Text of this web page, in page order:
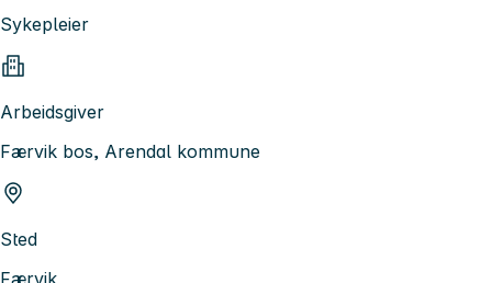
Sykepleier
Arbeidsgiver
Færvik bos, Arendal kommune
Sted